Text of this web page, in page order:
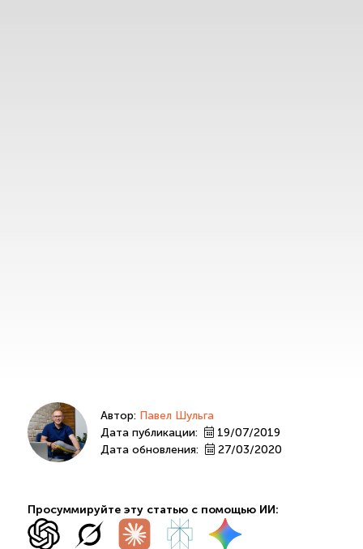
Автор: Павел Шульга
Дата публикации:
19/07/2019
Дата обновления:
27/03/2020
Просуммируйте эту статью с помощью ИИ: